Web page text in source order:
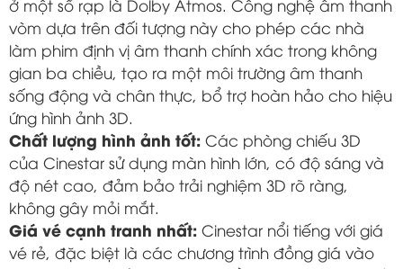
ở một số rạp là Dolby Atmos. Công nghệ âm thanh
vòm dựa trên đối tượng này cho phép các nhà
làm phim định vị âm thanh chính xác trong không
gian ba chiều, tạo ra một môi trường âm thanh
sống động và chân thực, bổ trợ hoàn hảo cho hiệu
ứng hình ảnh 3D.
Chất lượng hình ảnh tốt: Các phòng chiếu 3D
của Cinestar sử dụng màn hình lớn, có độ sáng và
độ nét cao, đảm bảo trải nghiệm 3D rõ ràng,
không gây mỏi mắt.
Giá vé cạnh tranh nhất: Cinestar nổi tiếng với giá
vé rẻ, đặc biệt là các chương trình đồng giá vào